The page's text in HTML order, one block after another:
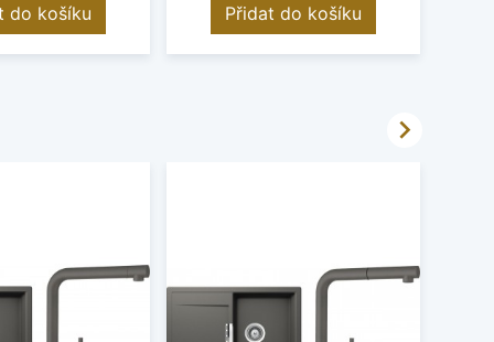
do košíku Přidat do košíku
